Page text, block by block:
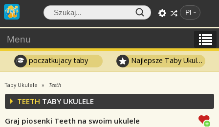
Pl
Menu
poczatkujacy taby Najlepsze Taby Ukulele
Taby Ukulele Teeth
TEETH TABY UKULELE
Graj piosenki Teeth na swoim ukulele